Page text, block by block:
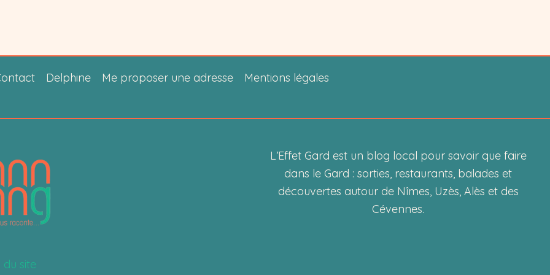
Delphine Me proposer une adresse Mentions légales
du site
L’Effet Gard est un blog local pour savoir que faire
dans le Gard : sorties, restaurants, balades et
découvertes autour de Nîmes, Uzès, Alès et des
Cévennes.